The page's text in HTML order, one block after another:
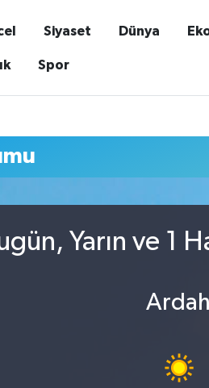
Siyaset Dünya
Spor
Yarın ve 1